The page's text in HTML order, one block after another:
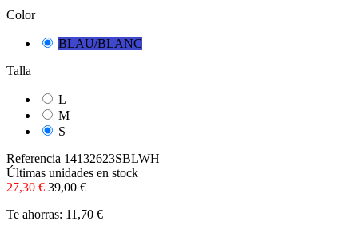
Color
BLAU/BLANC
Talla
L
M
S
Referencia 14132623SBLWH
Últimas unidades en stock
27,30 € 39,00 €
Te ahorras: 11,70 €